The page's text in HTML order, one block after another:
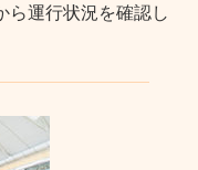
ら運行状況を確認し